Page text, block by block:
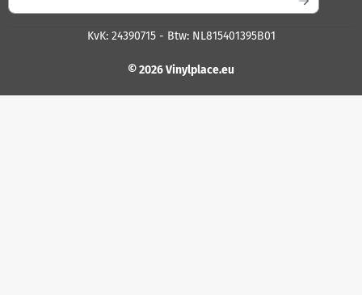
KvK: 24390715 - Btw: NL815401395B01
© 2026 Vinylplace.eu